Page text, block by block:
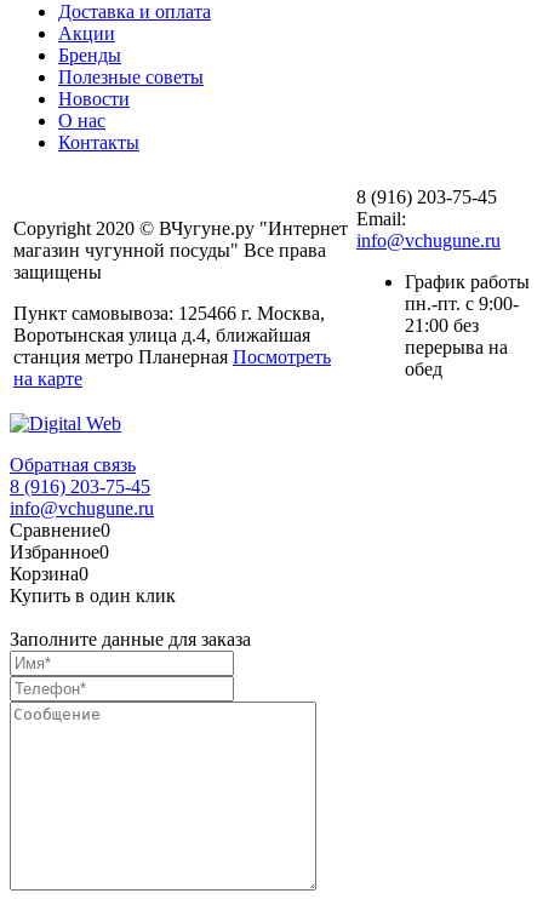
Доставка и оплата
Акции
Бренды
Полезные советы
Новости
О нас
Контакты
Copyright 2020 © ВЧугуне.ру "Интернет
магазин чугунной посуды" Все права
защищены
Пункт самовывоза: 125466 г. Москва,
Воротынская улица д.4, ближайшая
станция метро Планерная Посмотреть
на карте
8 (916) 203-75-45
Email:
info@vchugune.ru
График работы
пн.-пт. с 9:00-
21:00 без
перерыва на
обед
Обратная связь
8 (916) 203-75-45
info@vchugune.ru
Сравнение0
Избранное0
Корзина0
Купить в один клик
Заполните данные для заказа